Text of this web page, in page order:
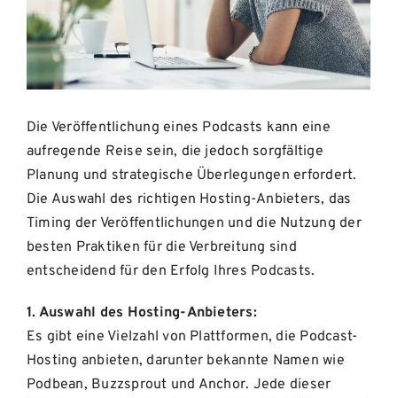
Die Veröffentlichung eines Podcasts kann eine
aufregende Reise sein, die jedoch sorgfältige
Planung und strategische Überlegungen erfordert.
Die Auswahl des richtigen Hosting-Anbieters, das
Timing der Veröffentlichungen und die Nutzung der
besten Praktiken für die Verbreitung sind
entscheidend für den Erfolg Ihres Podcasts.
1. Auswahl des Hosting-Anbieters:
Es gibt eine Vielzahl von Plattformen, die Podcast-
Hosting anbieten, darunter bekannte Namen wie
Podbean, Buzzsprout und Anchor. Jede dieser